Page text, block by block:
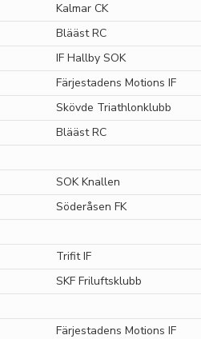
Kalmar CK
Blääst RC
IF Hallby SOK
Färjestadens Motions IF
Skövde Triathlonklubb
Blääst RC
SOK Knallen
Söderåsen FK
Trifit IF
SKF Friluftsklubb
Färjestadens Motions IF